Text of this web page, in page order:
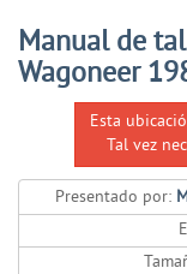
Manual de
Wagoneer
Esta
Tal vez
Presentado por: